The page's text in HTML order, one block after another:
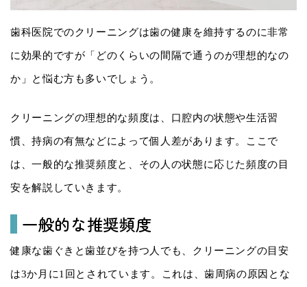
歯科医院でのクリーニングは歯の健康を維持するのに非常
に効果的ですが「どのくらいの間隔で通うのが理想的なの
か」と悩む方も多いでしょう。
クリーニングの理想的な頻度は、口腔内の状態や生活習
慣、持病の有無などによって個人差があります。ここで
は、一般的な推奨頻度と、その人の状態に応じた頻度の目
安を解説していきます。
一般的な推奨頻度
健康な歯ぐきと歯並びを持つ人でも、クリーニングの目安
は3か月に1回とされています。これは、歯周病の原因とな